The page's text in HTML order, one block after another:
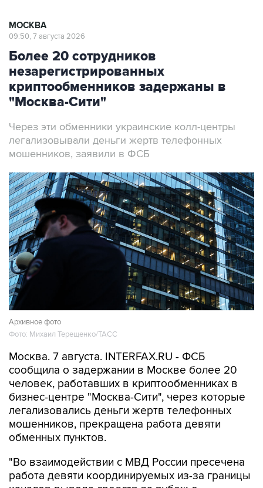
Более 20 сотрудников
незарегистрированных
криптообменников задержаны в
"Москва-Сити"
Через эти обменники украинские колл-центры
мошенников, заявили в ФСБ
Архивное фото
Фото: Михаил Терещенко/ТАСС
Москва. 7 августа. INTERFAX.RU - ФСБ
человек, работавших в криптообменниках в
бизнес-центре "Москва-Сити", через которые
легализовались деньги жертв телефонных
мошенников, прекращена работа девяти
обменных пунктов.
"Во взаимодействии с МВД России пресечена
каналов вывода средств за рубеж с
использованием криптовалюты. В Москве в